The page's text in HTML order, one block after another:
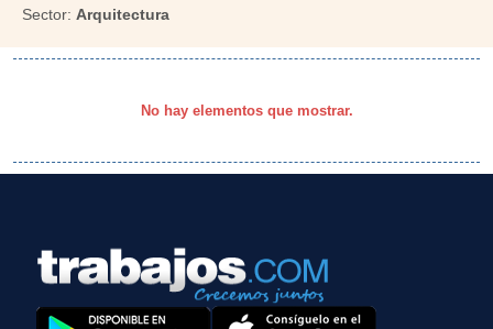
Sector: Arquitectura
No hay elementos que mostrar.